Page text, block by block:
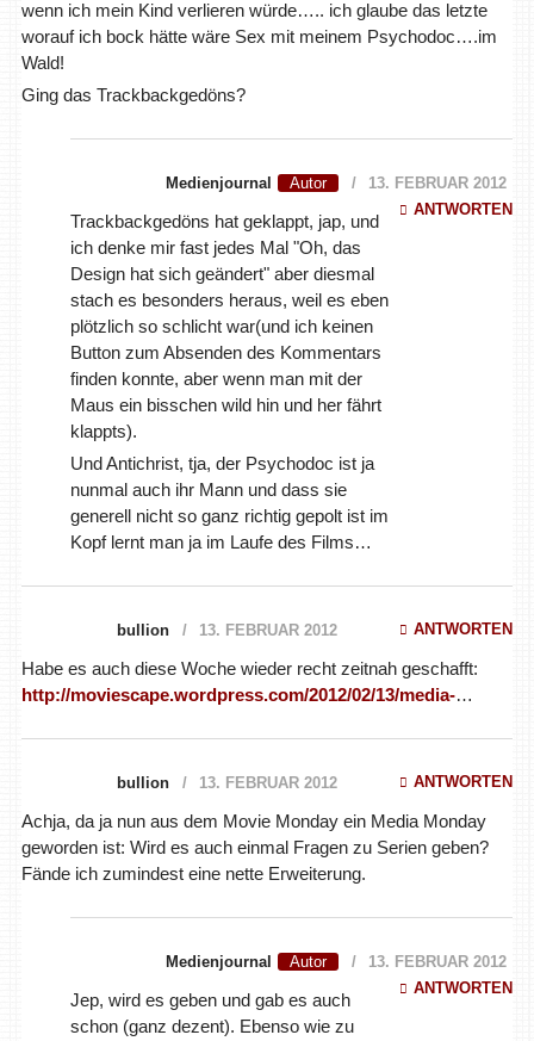
wenn ich mein Kind verlieren würde….. ich glaube das letzte
worauf ich bock hätte wäre Sex mit meinem Psychodoc….im
Wald!
Ging das Trackbackgedöns?
Medienjournal
13. FEBRUAR 2012
ANTWORTEN
Trackbackgedöns hat geklappt, jap, und
ich denke mir fast jedes Mal "Oh, das
Design hat sich geändert" aber diesmal
stach es besonders heraus, weil es eben
plötzlich so schlicht war(und ich keinen
Button zum Absenden des Kommentars
finden konnte, aber wenn man mit der
Maus ein bisschen wild hin und her fährt
klappts).
Und Antichrist, tja, der Psychodoc ist ja
nunmal auch ihr Mann und dass sie
generell nicht so ganz richtig gepolt ist im
Kopf lernt man ja im Laufe des Films…
bullion 13. FEBRUAR 2012 ANTWORTEN
Habe es auch diese Woche wieder recht zeitnah geschafft:
http://moviescape.wordpress.com/2012/02/13/media-…
bullion 13. FEBRUAR 2012 ANTWORTEN
Achja, da ja nun aus dem Movie Monday ein Media Monday
geworden ist: Wird es auch einmal Fragen zu Serien geben?
Fände ich zumindest eine nette Erweiterung.
Medienjournal
13. FEBRUAR 2012
ANTWORTEN
Jep, wird es geben und gab es auch
schon (ganz dezent). Ebenso wie zu